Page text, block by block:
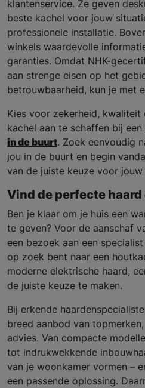
klantenservice. Ze geven
beste kachel voor jouw
professionele installatie.
winkels waardevolle
garanties. Omdat NHK-
aan strenge eisen op het
betrouwbaarheid, kun je met
Kies voor zekerheid, kwaliteit
kachel aan te schaffen bij een
in de buurt. Zoek eenvoudig
jou in de buurt en begin
van de juiste keuze voor
Vind de perfecte
Ben je klaar om je huis een
te geven? Voor de aanschaf
een bezoek aan een
op zoek bent naar een
moderne elektrische haard,
de juiste keuze te maken.
Bij erkende
breed aanbod van
advies. Van compacte
tot indrukwekkende
van je woonkamer vormen –
een passende oplossing.